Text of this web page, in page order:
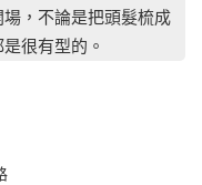
，不論是把頭髮梳成
很有型的。